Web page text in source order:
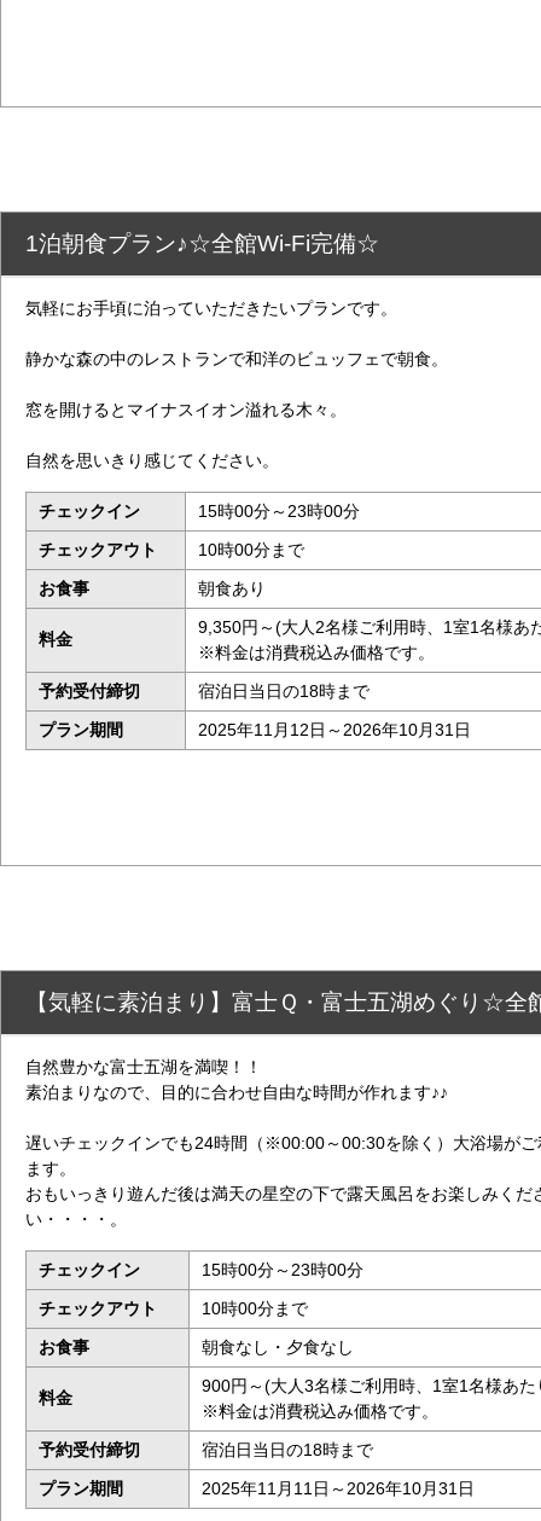
1泊朝食プラン♪☆全館Wi-Fi完備☆
気軽にお手頃に泊っていただきたいプランです。
静かな森の中のレストランで和洋のビュッフェで朝食。
窓を開けるとマイナスイオン溢れる木々。
自然を思いきり感じてください。
チェックイン
15時00分～23時00分
チェックアウト
10時00分まで
お食事
朝食あり
料金
9,350円～(大人2名様ご利用時、1室1名様あ
※料金は消費税込み価格です。
予約受付締切
宿泊日当日の18時まで
プラン期間
2025年11月12日～2026年10月31日
【気軽に素泊まり】富士Ｑ・富士五湖めぐり☆
自然豊かな富士五湖を満喫！！
素泊まりなので、目的に合わせ自由な時間が作れます♪♪
遅いチェックインでも24時間（※00:00～00:30を除く）大浴場がご
ます。
おもいっきり遊んだ後は満天の星空の下で露天風呂をお楽しみくだ
い・・・・。
チェックイン
15時00分～23時00分
チェックアウト
10時00分まで
お食事
朝食なし・夕食なし
料金
900円～(大人3名様ご利用時、1室1名様あた
※料金は消費税込み価格です。
予約受付締切
宿泊日当日の18時まで
プラン期間
2025年11月11日～2026年10月31日